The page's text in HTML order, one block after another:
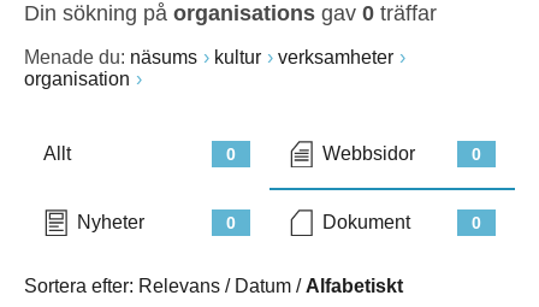
Din sökning på organisations gav 0 träffar
Menade du: näsums kultur
verksamheter
organisation
0
Allt 0
Webbsidor
0
Nyheter 0
Dokument
Sortera efter: Relevans / Datum / Alfabetiskt